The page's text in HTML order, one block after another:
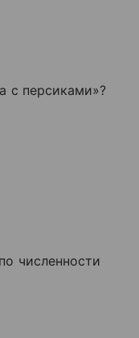
с персиками»?
численности